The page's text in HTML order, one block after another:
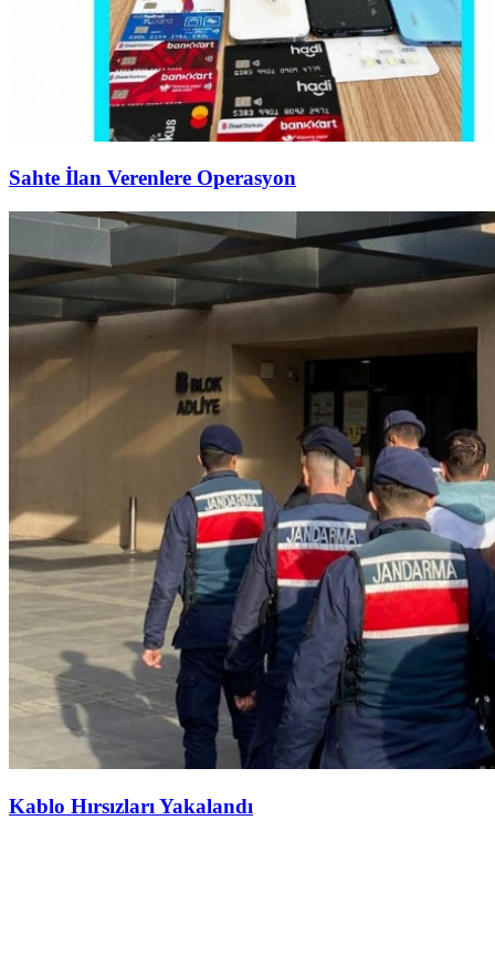
Sahte İlan Verenlere Operasyon
Kablo Hırsızları Yakalandı